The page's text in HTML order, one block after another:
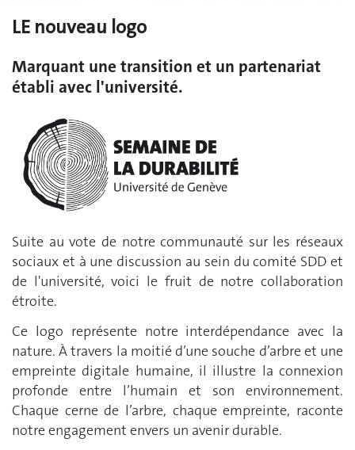
LE nouveau logo
Marquant une transition et un partenariat
établi avec l'université.
Suite au vote de notre communauté sur les réseaux
sociaux et à une discussion au sein du comité SDD et
de l'université, voici le fruit de notre collaboration
étroite.
Ce logo représente notre interdépendance avec la
nature. À travers la moitié d’une souche d’arbre et une
empreinte digitale humaine, il illustre la connexion
profonde entre l’humain et son environnement.
Chaque cerne de l’arbre, chaque empreinte, raconte
notre engagement envers un avenir durable.